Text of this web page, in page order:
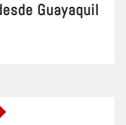
Guayaquil